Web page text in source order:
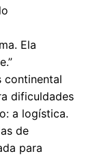
Ela
continental
dificuldades
a logística.
de
para